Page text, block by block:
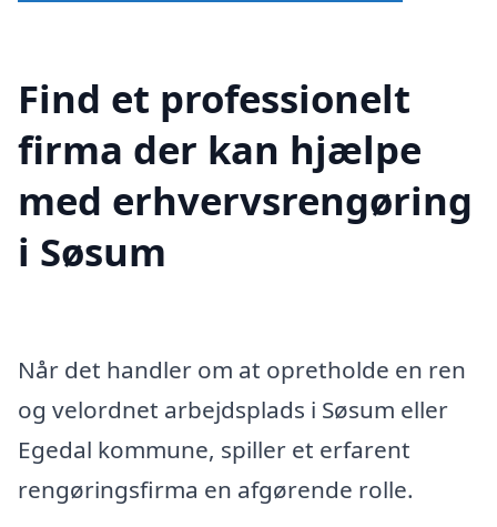
Find et professionelt
firma der kan hjælpe
med erhvervsrengøring
i Søsum
Når det handler om at opretholde en ren
og velordnet arbejdsplads i Søsum eller
Egedal kommune, spiller et erfarent
rengøringsfirma en afgørende rolle.